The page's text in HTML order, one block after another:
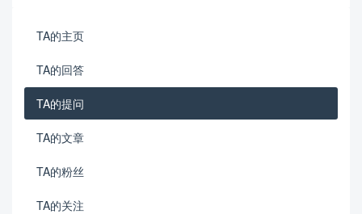
TA的主页
TA的回答
TA的提问
TA的文章
TA的粉丝
TA的关注